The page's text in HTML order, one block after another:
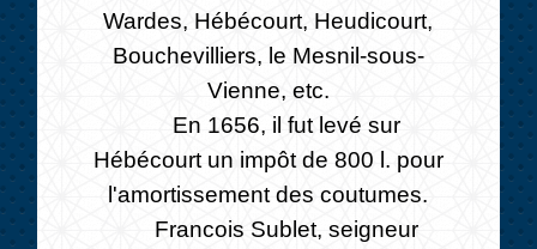
Wardes, Hébécourt, Heudicourt,
Bouchevilliers, le Mesnil-sous-
Vienne, etc.
En 1656, il fut levé sur
Hébécourt un impôt de 800 l. pour
l'amortissement des coutumes.
Francois Sublet, seigneur